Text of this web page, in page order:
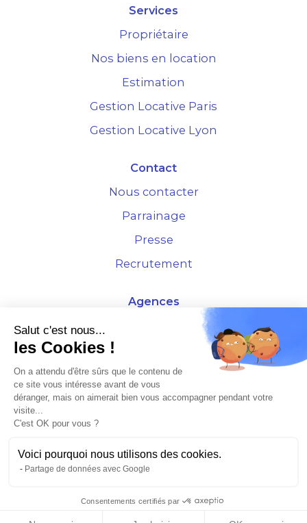
Services
Propriétaire
Nos biens en location
Estimation
Gestion Locative Paris
Gestion Locative Lyon
Contact
Nous contacter
Parrainage
Presse
Recrutement
Agences
4 Rue de la Bourse - 69001 Lyon
10 rue d'Austerlitz - 75012 Paris
À L'HORIZON 2025
©2026 Plusse. Tous droits réservés.
Salut c'est nous...
les Cookies !
On a attendu d'être sûrs que le contenu de
ce site vous intéresse avant de vous
déranger, mais on aimerait bien vous accompagner pendant votre
visite...
C'est OK pour vous ?
Voici pourquoi nous utilisons des cookies.
Partage de données avec Google
Consentements certifiés par